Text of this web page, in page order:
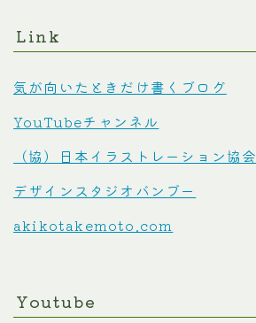
Link
気が向いたときだけ書くブログ
YouTubeチャンネル
（協）日本イラストレーション協会
デザインスタジオバンブー
akikotakemoto.com
Youtube